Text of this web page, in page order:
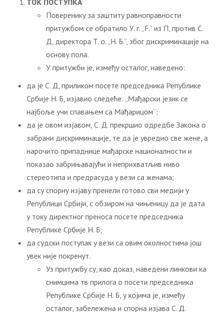
ТОК ПОСТУПКА
Поверенику за заштиту равноправности
притужбом се обратило У. г. „F.“ из П, против С.
Д, директора Т. о. „Н. Б.“, због дискриминације на
основу пола.
У притужби је, између осталог, наведено:
да је С. Д, приликом посете председника Републике
Србије Н. Б, изјавио следеће: „Мађарски језик се
најбоље учи спавањем са Мађарицом“;
да је овом изјавом, С. Д. прекршио одредбе Закона о
забрани дискриминације, те да је увредио све жене, а
нарочито припаднице мађарске националности и
показао забрињавајући и неприхватљив ниво
стереотипа и предрасуда у вези са женама;
да су спорну изјаву пренели готово сви медији у
Републици Србији, с обзиром на чињеницу да је дата
у току директног преноса посете председника
Републике Србије Н. Б;
да судски поступак у вези са овим околностима још
увек није покренут.
Уз притужбу су, као доказ, наведени линкови ка
снимцима тв прилога о посети председника
Републике Србије Н. Б, у којима је, између
осталог, забележена и спорна изјава С. Д.